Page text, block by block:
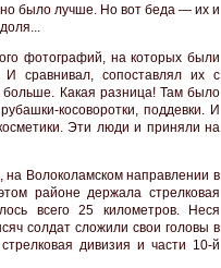
было лучше. Но вот беда — их и
фотографий, на которых были
сравнивал, сопоставлял их с
Какая разница! Там было
косоворотки, поддевки. И
Эти люди и приняли на
Волоколамском направлении в
районе держала стрелковая
всего 25 километров. Неся
солдат сложили свои головы в
дивизия и части 10-й